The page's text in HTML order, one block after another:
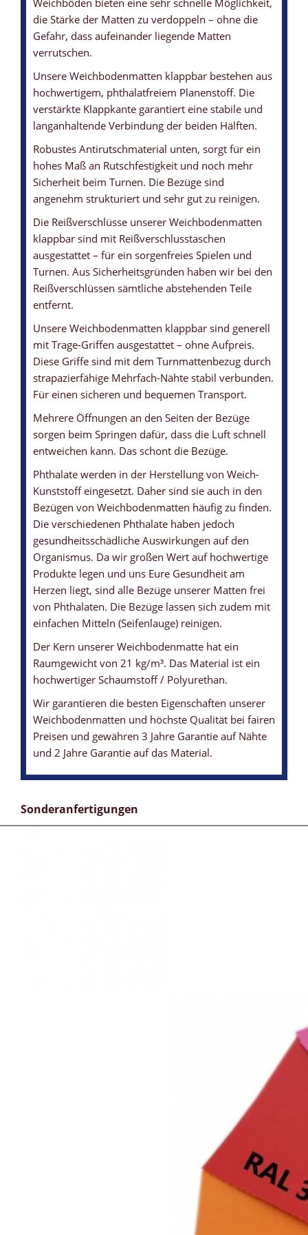
WEICHBODENMATTE - KLAPPBAR
... für die platzsparende Lagerung
WEICHBODENMATTE - BEZUG
... mit leichter Struktur und angenehmer Haptik
WEICHBODENMATTE - ANTIRUTSCHBODEN
... sorgt für ein hohes Maß an Rutschfestigkeit
WEICHBODENMATTE - LÜFTUNG
... sorgen beim Springen dafür, dass die Luft schnell entweichen
WEICHBODENMATTEN-KERN
... beide Kerne haben ein Raumgewicht von 21 kg/m3
Weichböden bieten eine sehr schnelle Möglichkeit,
die Stärke der Matten zu verdoppeln – ohne die
Gefahr, dass aufeinander liegende Matten
verrutschen.
Unsere Weichbodenmatten klappbar bestehen aus
hochwertigem, phthalatfreiem Planenstoff. Die
verstärkte Klappkante garantiert eine stabile und
langanhaltende Verbindung der beiden Hälften.
Robustes Antirutschmaterial unten, sorgt für ein
hohes Maß an Rutschfestigkeit und noch mehr
Sicherheit beim Turnen. Die Bezüge sind
angenehm strukturiert und sehr gut zu reinigen.
Die Reißverschlüsse unserer Weichbodenmatten
klappbar sind mit Reißverschlusstaschen
ausgestattet – für ein sorgenfreies Spielen und
Turnen. Aus Sicherheitsgründen haben wir bei den
Reißverschlüssen sämtliche abstehenden Teile
entfernt.
Unsere Weichbodenmatten klappbar sind generell
mit Trage-Griffen ausgestattet – ohne Aufpreis.
Diese Griffe sind mit dem Turnmattenbezug durch
strapazierfähige Mehrfach-Nähte stabil verbunden.
Für einen sicheren und bequemen Transport.
Mehrere Öffnungen an den Seiten der Bezüge
sorgen beim Springen dafür, dass die Luft schnell
entweichen kann. Das schont die Bezüge.
Phthalate werden in der Herstellung von Weich-
Kunststoff eingesetzt. Daher sind sie auch in den
Bezügen von Weichbodenmatten häufig zu finden.
Die verschiedenen Phthalate haben jedoch
gesundheitsschädliche Auswirkungen auf den
Organismus. Da wir großen Wert auf hochwertige
Produkte legen und uns Eure Gesundheit am
Herzen liegt, sind alle Bezüge unserer Matten frei
von Phthalaten. Die Bezüge lassen sich zudem mit
einfachen Mitteln (Seifenlauge) reinigen.
Der Kern unserer Weichbodenmatte hat ein
Raumgewicht von 21 kg/m³. Das Material ist ein
hochwertiger Schaumstoff / Polyurethan.
Wir garantieren die besten Eigenschaften unserer
Weichbodenmatten und höchste Qualität bei fairen
Preisen und gewähren 3 Jahre Garantie auf Nähte
und 2 Jahre Garantie auf das Material.
Sonderanfertigungen